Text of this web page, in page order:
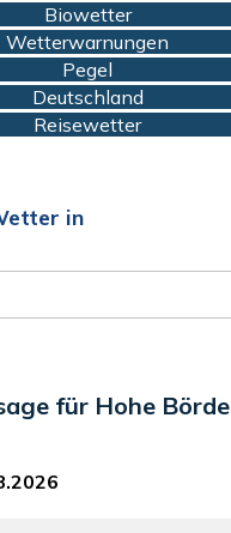
Biowetter
Wetterwarnungen
Pegel
Deutschland
Reisewetter
in
für Hohe Börde